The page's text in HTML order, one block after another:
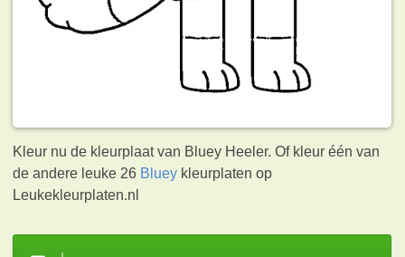
Kleur nu de kleurplaat van Bluey Heeler. Of kleur één van
de andere leuke 26 Bluey kleurplaten op
Leukekleurplaten.nl